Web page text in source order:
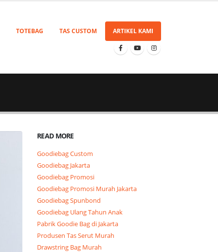
TOTEBAG TAS CUSTOM ARTIKEL KAMI
READ MORE
Goodiebag Custom
Goodiebag Jakarta
Goodiebag Promosi
Goodiebag Promosi Murah Jakarta
Goodiebag Spunbond
Goodiebag Ulang Tahun Anak
Pabrik Goodie Bag di Jakarta
Produsen Tas Serut Murah
Drawstring Bag Murah